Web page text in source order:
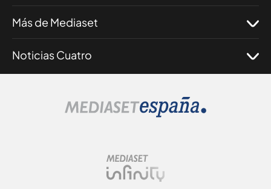
Más de Mediaset
Noticias Cuatro